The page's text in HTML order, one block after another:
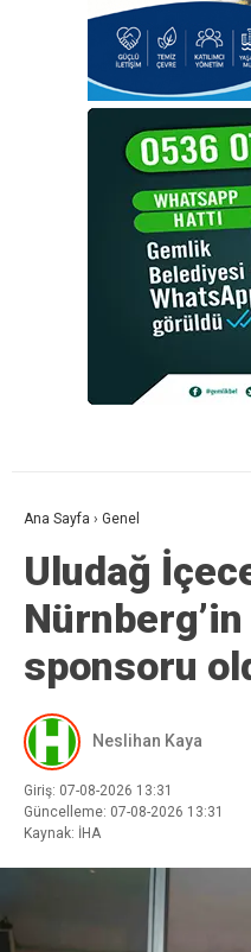
Ana Sayfa › Genel
Uludağ
sponsoru
Neslihan Kaya
Giriş: 07-08-2026 13:31
Güncelleme: 07-08-2026 13:31
Kaynak: İHA